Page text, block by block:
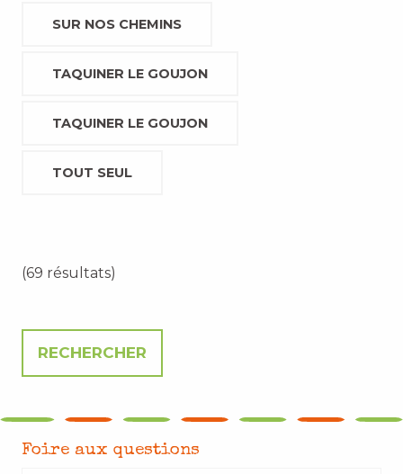
SUR NOS CHEMINS
TAQUINER LE GOUJON
TAQUINER LE GOUJON
TOUT SEUL
(69 résultats)
Foire aux questions